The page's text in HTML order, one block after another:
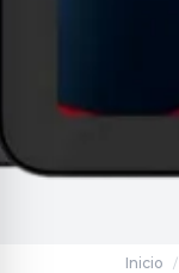
Inicio /